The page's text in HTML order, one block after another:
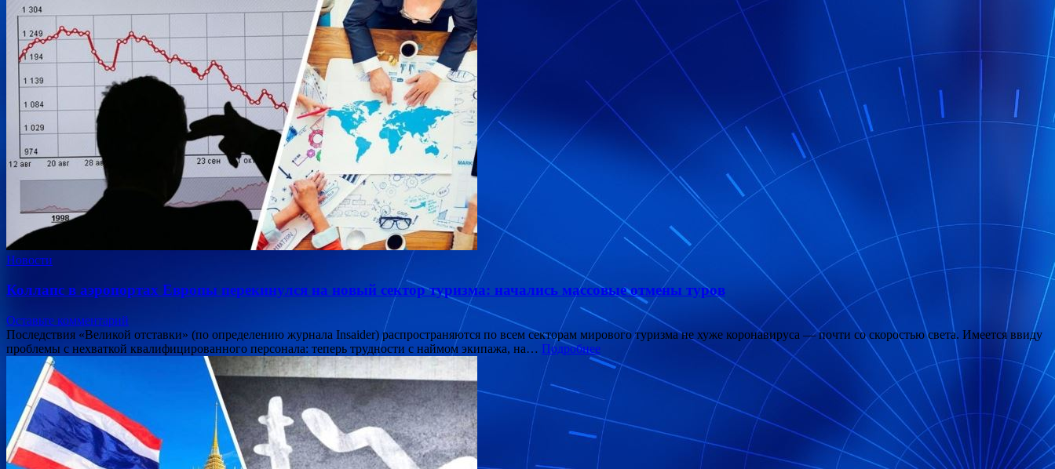
Новости
Коллапс в аэропортах Европы перекинулся на новый сектор туризма: начались массовые отмены туров
Оставьте комментарий
Последствия «Великой отставки» (по определению журнала Insaider) распространяются по всем секторам мирового туризма не хуже коронавируса — почти со скоростью света. Имеется ввиду
проблемы с нехваткой квалифицированного персонала: теперь трудности с наймом экипажа, на… Подробнее